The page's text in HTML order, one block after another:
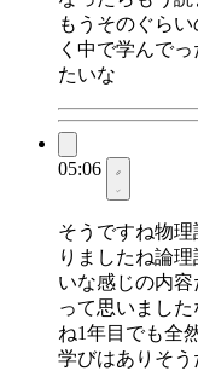
もうそのぐら
く中で学んで
たいな
05:06
そうですね物
りましたね論
いな感じの内
って思いまし
ね1年目でも全
学びはありそ